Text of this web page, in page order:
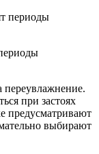
переувлажнение.
при застоях
предусматривают
выбирают